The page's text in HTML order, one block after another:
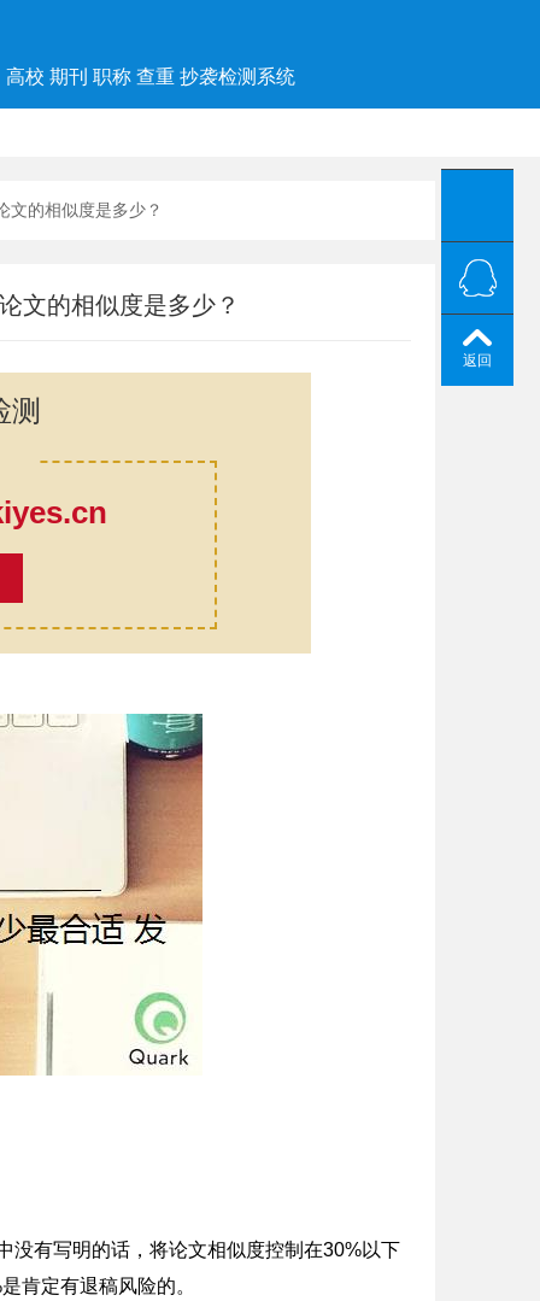
校 期刊 职称 查重 抄袭检测系统
文的相似度是多少？
文的相似度是多少？
测
没有写明的话，将论文相似度控制在30%以下
肯定有退稿风险的。
返回